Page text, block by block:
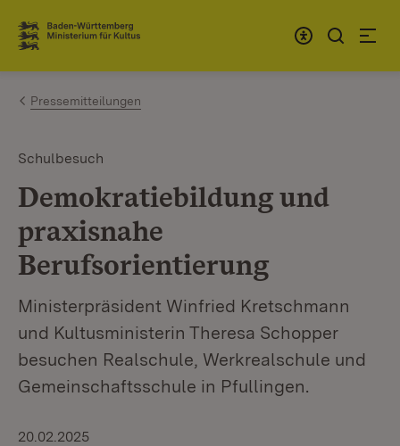
Zum Inhalt springen
Link zur Startseite
Pressemitteilungen
Schulbesuch
Demokratiebildung und
praxisnahe
Berufsorientierung
Ministerpräsident Winfried Kretschmann
und Kultusministerin Theresa Schopper
besuchen Realschule, Werkrealschule und
Gemeinschaftsschule in Pfullingen.
20.02.2025